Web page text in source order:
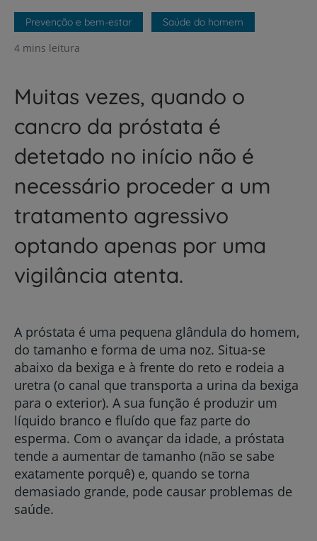
Prevenção e bem-estar Saúde do homem
4 mins leitura
Muitas vezes, quando o
cancro da próstata é
detetado no início não é
necessário proceder a um
tratamento agressivo
optando apenas por uma
vigilância atenta.
A próstata é uma pequena glândula do homem,
do tamanho e forma de uma noz. Situa-se
abaixo da bexiga e à frente do reto e rodeia a
uretra (o canal que transporta a urina da bexiga
para o exterior). A sua função é produzir um
líquido branco e fluído que faz parte do
esperma. Com o avançar da idade, a próstata
tende a aumentar de tamanho (não se sabe
exatamente porquê) e, quando se torna
demasiado grande, pode causar problemas de
saúde.